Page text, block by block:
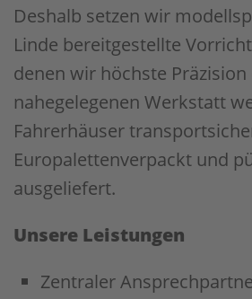
Deshalb setzen wir
Linde bereitgestellte
denen wir höchste
nahegelegenen Werkstatt
Fahrerhäuser
Europalettenverpackt und
ausgeliefert.
Unsere Leistungen
Zentraler